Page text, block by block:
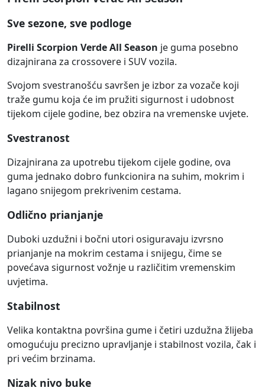
Sve sezone, sve podloge
Pirelli Scorpion Verde All Season je guma posebno
dizajnirana za crossovere i SUV vozila.
Svojom svestranošću savršen je izbor za vozače koji
traže gumu koja će im pružiti sigurnost i udobnost
tijekom cijele godine, bez obzira na vremenske uvjete.
Svestranost
Dizajnirana za upotrebu tijekom cijele godine, ova
guma jednako dobro funkcionira na suhim, mokrim i
lagano snijegom prekrivenim cestama.
Odlično prianjanje
Duboki uzdužni i bočni utori osiguravaju izvrsno
prianjanje na mokrim cestama i snijegu, čime se
povećava sigurnost vožnje u različitim vremenskim
uvjetima.
Stabilnost
Velika kontaktna površina gume i četiri uzdužna žlijeba
omogućuju precizno upravljanje i stabilnost vozila, čak i
pri većim brzinama.
Nizak nivo buke